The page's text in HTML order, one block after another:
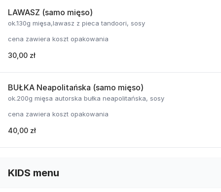
LAWASZ (samo mięso)
ok.130g mięsa,lawasz z pieca tandoori, sosy
cena zawiera koszt opakowania
30,00 zł
BUŁKA Neapolitańska (samo mięso)
ok.200g mięsa autorska bułka neapolitańska, sosy
cena zawiera koszt opakowania
40,00 zł
KIDS menu